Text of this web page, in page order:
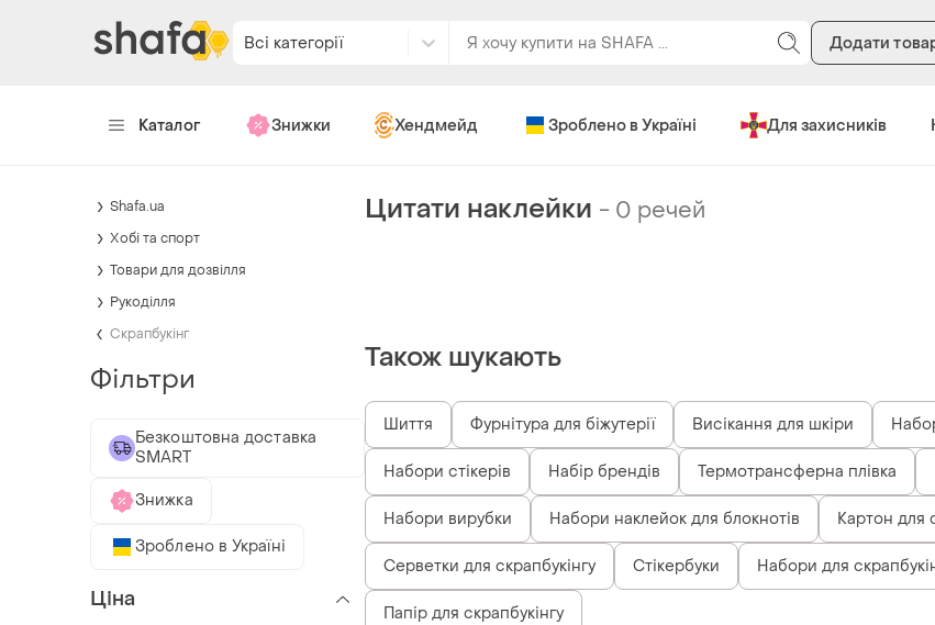
Всі категорії Додати
Каталог Знижки Хендмейд Зроблено в Україні Для захисників
Цитати наклейки - 0 речей
Також шукають
Шиття Фурнітура для біжутерії Висікання для шкіри
Набори стікерів Набір брендів Термотрансферна плівка
Набори вирубки Набори наклейок для блокнотів Картон для
Серветки для скрапбукінгу Стікербуки Набори для
Папір для скрапбукінгу
Shafa.ua
Хобі та спорт
Товари для дозвілля
Рукоділля
Скрапбукінг
Фільтри
Безкоштовна доставка
SMART
Знижка
Зроблено в Україні
Ціна